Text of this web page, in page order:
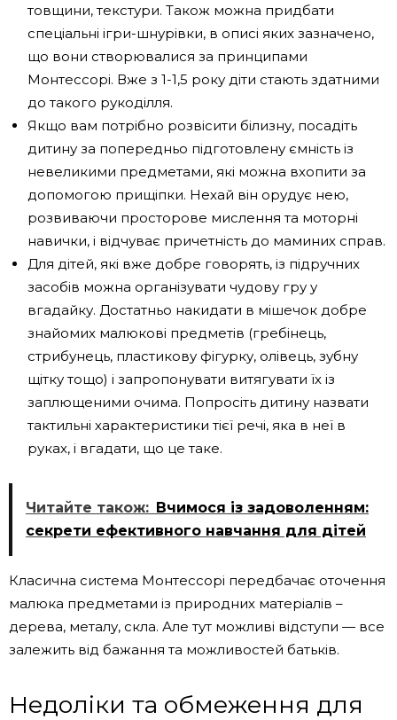
товщини, текстури. Також можна придбати
спеціальні ігри-шнурівки, в описі яких зазначено,
що вони створювалися за принципами
Монтессорі. Вже з 1-1,5 року діти стають здатними
до такого рукоділля.
Якщо вам потрібно розвісити білизну, посадіть
дитину за попередньо підготовлену ємність із
невеликими предметами, які можна вхопити за
допомогою прищіпки. Нехай він орудує нею,
розвиваючи просторове мислення та моторні
навички, і відчуває причетність до маминих справ.
Для дітей, які вже добре говорять, із підручних
засобів можна організувати чудову гру у
вгадайку. Достатньо накидати в мішечок добре
знайомих малюкові предметів (гребінець,
стрибунець, пластикову фігурку, олівець, зубну
щітку тощо) і запропонувати витягувати їх із
заплющеними очима. Попросіть дитину назвати
тактильні характеристики тієї речі, яка в неї в
руках, і вгадати, що це таке.
Читайте також: Вчимося із задоволенням:
секрети ефективного навчання для дітей
Класична система Монтессорі передбачає оточення
малюка предметами із природних матеріалів –
дерева, металу, скла. Але тут можливі відступи — все
залежить від бажання та можливостей батьків.
Недоліки та обмеження для